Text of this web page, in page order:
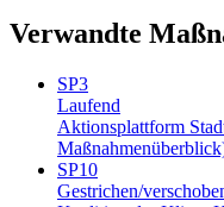
Verwandte
SP3
Laufend
Aktionsplattform
SP10
Gestrichen/